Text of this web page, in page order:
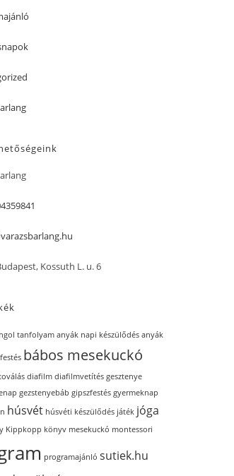
Kossuth L. u. 6
tanfolyam anyák napi készülődés anyák
bábos mesekuckó
diafilm diafilmvetítés gesztenye
gezstenyebáb gipszfestés gyermeknap
húsvét húsvéti készülődés játék jóga
Kippkopp könyv mesekuckó montessori
programajánló sutiek.hu